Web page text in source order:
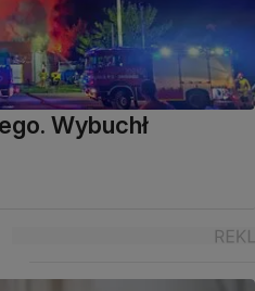
Wybuchł